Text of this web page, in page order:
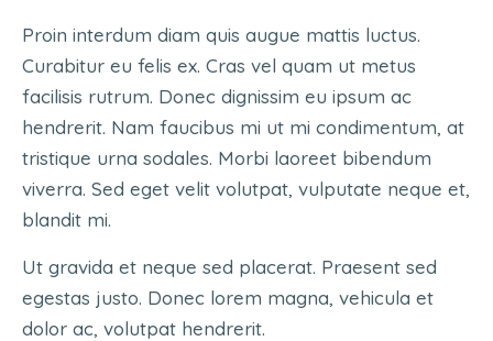
Proin interdum diam quis augue mattis luctus.
Curabitur eu felis ex. Cras vel quam ut metus
facilisis rutrum. Donec dignissim eu ipsum ac
hendrerit. Nam faucibus mi ut mi condimentum, at
tristique urna sodales. Morbi laoreet bibendum
viverra. Sed eget velit volutpat, vulputate neque et,
blandit mi.
Ut gravida et neque sed placerat. Praesent sed
egestas justo. Donec lorem magna, vehicula et
dolor ac, volutpat hendrerit.